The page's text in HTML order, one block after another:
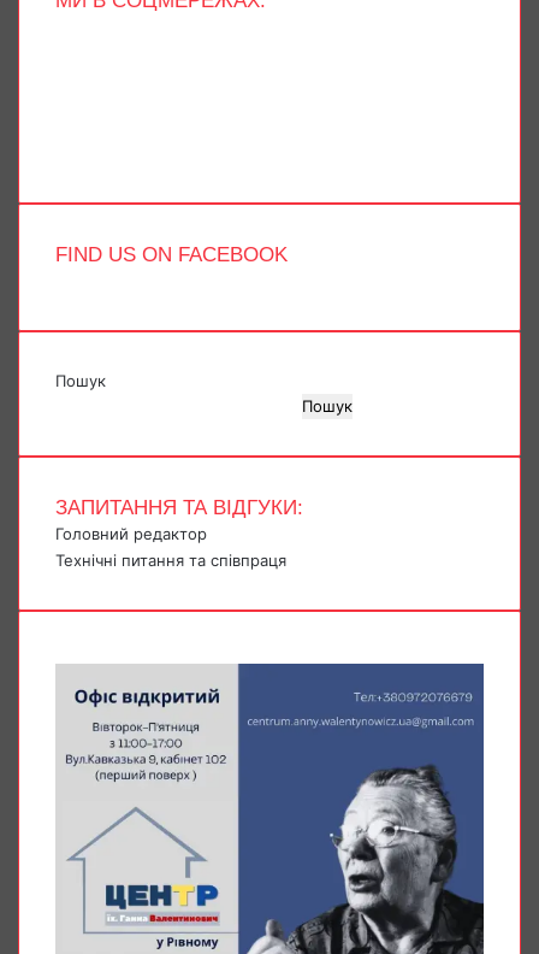
FIND US ON FACEBOOK
Пошук
Пошук
ЗАПИТАННЯ ТА ВІДГУКИ:
Головний редактор
Технічні питання та співпраця